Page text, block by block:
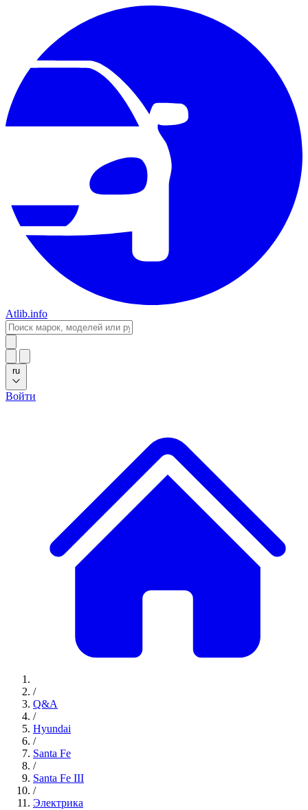
Atlib.info
ru
Войти
/
Q&A
/
Hyundai
/
Santa Fe
/
Santa Fe III
/
Электрика